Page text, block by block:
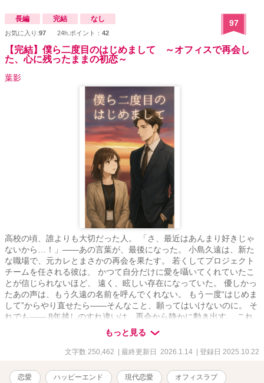
長編 完結 なし
お気に入り:97 24h.ポイント： 42
97
【完結】僕ら二度目のはじめまして ～オフィスで再会し
た、心に残ったままの初恋～
葉影
高校の頃、誰よりも大切だった人。 「さ、最近はあんまり好きじゃ
ないから…！」――あの言葉が、最後になった。 小島久遠は、新た
な職場で、元カレとまさかの再会を果たす。 若くしてプロジェクト
チームを任される彼は、 かつて自分だけに愛を囁いてくれていたこ
とが信じられないほど、 遠く、眩しい存在になっていた。 優しかっ
たあの声は、もう久遠の名前を呼んでくれない。 もう一度“はじめま
して”からやり直せたら――そんなこと、願ってはいけないのに。 そ
れでも—— 8年越しのすれ違いは、再会から静かに動き出す。 これ
は、終わった恋を「もう一度はじめる」までの物語。
もっと見る
文字数 250,462 | 最終更新日 2026.1.14 | 登録日 2025.10.22
恋愛 ハッピーエンド 現代恋愛 オフィスラブ